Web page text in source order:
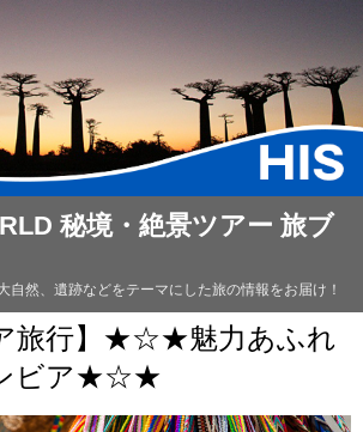
秘境・絶景ツアー 旅ブ
自然、遺跡などをテーマにした旅の情報をお届け！
旅行】★☆★魅力あふれ
ビア★☆★